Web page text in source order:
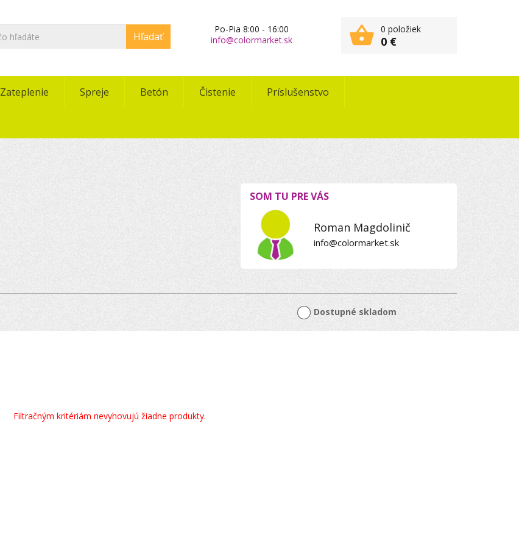
Hľadať
Po-Pia 8:00 - 16:00
info@colormarket.sk
0 položiek
0 €
Zateplenie Spreje Betón Čistenie Príslušenstvo
SOM TU PRE VÁS
Roman Magdolinič
info@colormarket.sk
Dostupné skladom
Filtračným kritériám nevyhovujú žiadne produkty.